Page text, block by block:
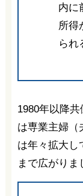
内に
所得
られ
1980年以降
は専業主婦（
は年々拡大し
まで広がりま